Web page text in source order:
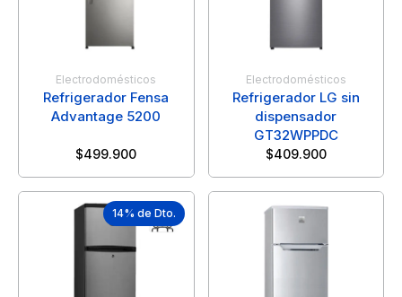
Electrodomésticos
Refrigerador Fensa
Advantage 5200
$499.900
Electrodomésticos
Refrigerador LG sin
dispensador
GT32WPPDC
$409.900
14% de Dto.